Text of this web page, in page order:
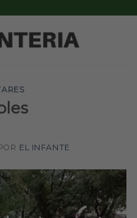
EL INFANTE